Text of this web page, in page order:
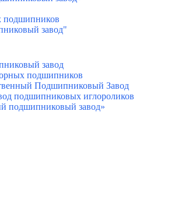
подшипников
завод"
завод
подшипников
Подшипниковый Завод
подшипниковых иглороликов
подшипниковый завод»